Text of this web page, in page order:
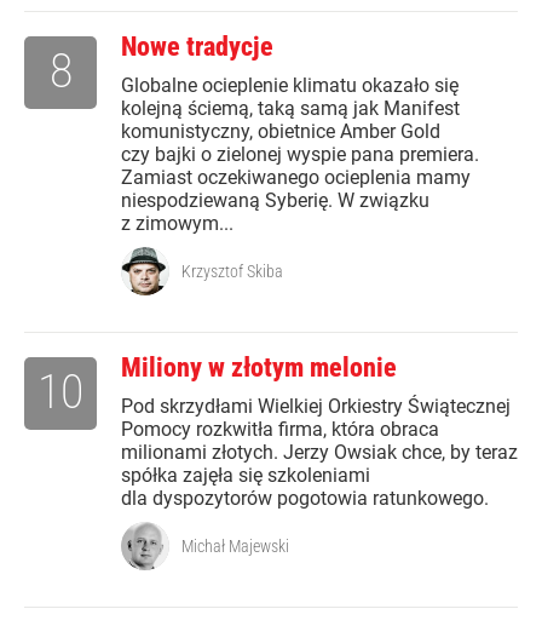
Nowe tradycje
Globalne ocieplenie klimatu okazało się
kolejną ściemą, taką samą jak Manifest
komunistyczny, obietnice Amber Gold
czy bajki o zielonej wyspie pana premiera.
Zamiast oczekiwanego ocieplenia mamy
niespodziewaną Syberię. W związku
z zimowym...
8
Krzysztof Skiba
Miliony w złotym melonie
Pod skrzydłami Wielkiej Orkiestry Świątecznej
Pomocy rozkwitła firma, która obraca
milionami złotych. Jerzy Owsiak chce, by teraz
spółka zajęła się szkoleniami
dla dyspozytorów pogotowia ratunkowego.
10
Michał Majewski